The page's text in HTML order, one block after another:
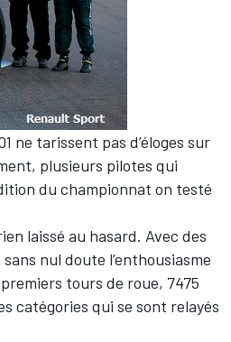
ne tarissent pas d’éloges sur
plusieurs pilotes qui
du championnat on testé
laissé au hasard. Avec des
nul doute l’enthousiasme
tours de roue, 7475
catégories qui se sont relayés